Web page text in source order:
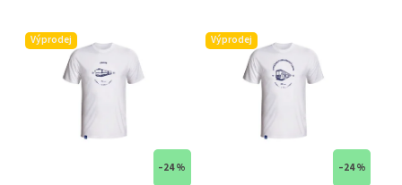
Výprodej
–24 %
Výprodej
–24 %